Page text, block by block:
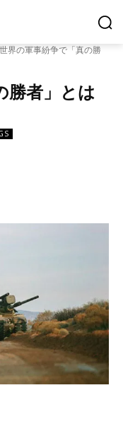
世界の軍事紛争で「真の勝
勝者」とは